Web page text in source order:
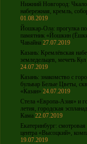
Нижний Новгород:
набережная, кремль,
01.08.2019
Йошкар-Ола: прогулка
памятник «Йошкин
Чавайна 27.07.2019
Казань: Кремлёвская
земледельцев, мечеть
24.07.2019
Казань: знакомство с
бульвар Белые Цветы,
«Казан» 24.07.2019
Стела «Европа-Азия» и
летия, городская
Кама 22.07.2019
Екатеринбург:
центра «Высоцкий»,
19.07.2019